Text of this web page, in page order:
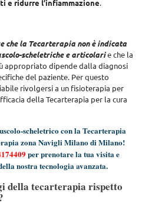
e ridurre l’infiammazione.
che la Tecarterapia non è indicata
scheletriche e articolarie che la
appropriato dipende dalla diagnosi
del paziente. Per questo
rivolgersi a un fisioterapia per
della Tecarterapia per la cura
scheletrico con la Tecarterapia
zona Navigli Milano di Milano!
per prenotare la tua visita e
nostra tecnologia avanzata.
della tecarterapia rispetto